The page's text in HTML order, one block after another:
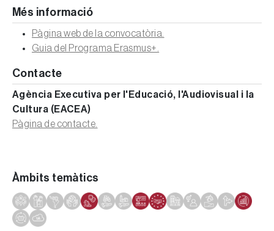
Més informació
Pàgina web de la convocatòria.
Guia del Programa Erasmus+.
Contacte
Agència Executiva per l'Educació, l'Audiovisual i la
Cultura (EACEA)
Pàgina de contacte.
Àmbits temàtics